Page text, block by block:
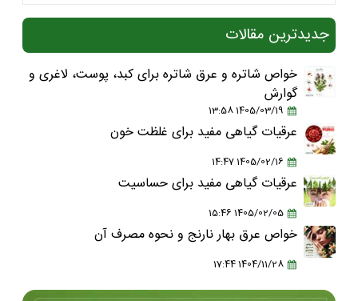
جدیدترین مقالات
خواص شاتره و عرق شاتره برای کبد، پوست، لاغری و
گوارش
1405/03/19 13:58
عرقیات گیاهی مفید برای غلظت خون
1405/02/16 14:47
عرقیات گیاهی مفید برای حساسیت
1405/02/05 15:46
خواص عرق بهار نارنج و نحوه مصرف آن
1404/11/28 17:44